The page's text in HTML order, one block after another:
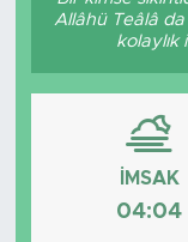
Allâhü Teâlâ
kolaylık
İMSAK
04:04
Bölge
Magazin